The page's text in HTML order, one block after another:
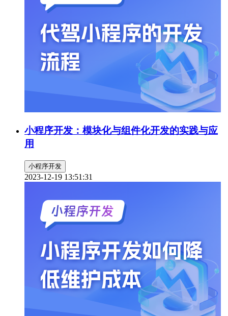
小程序开发：模块化与组件化开发的实践与应
用
小程序开发
2023-12-19 13:51:31